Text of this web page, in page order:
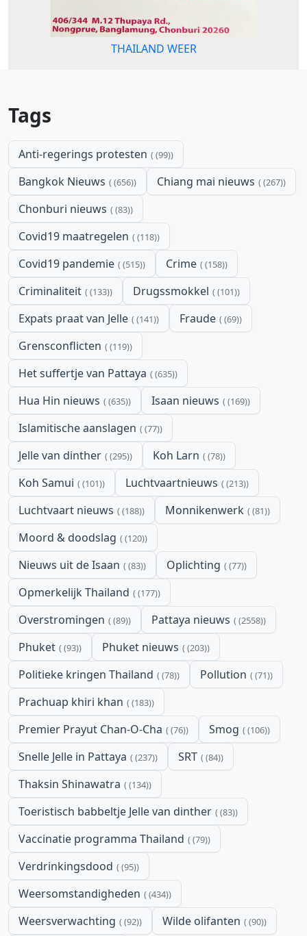
THAILAND WEER
Tags
Anti-regerings protesten (99)
Bangkok Nieuws (656) Chiang mai nieuws (267)
Chonburi nieuws (83)
Covid19 maatregelen (118)
Covid19 pandemie (515) Crime (158)
Criminaliteit (133) Drugssmokkel (101)
Expats praat van Jelle (141) Fraude (69)
Grensconflicten (119)
Het suffertje van Pattaya (635)
Hua Hin nieuws (635) Isaan nieuws (169)
Islamitische aanslagen (77)
Jelle van dinther (295) Koh Larn (78)
Koh Samui (101) Luchtvaartnieuws (213)
Luchtvaart nieuws (188) Monnikenwerk (81)
Moord & doodslag (120)
Nieuws uit de Isaan (83) Oplichting (77)
Opmerkelijk Thailand (177)
Overstromingen (89) Pattaya nieuws (2558)
Phuket (93) Phuket nieuws (203)
Politieke kringen Thailand (78) Pollution (71)
Prachuap khiri khan (183)
Premier Prayut Chan-O-Cha (76) Smog (106)
Snelle Jelle in Pattaya (237) SRT (84)
Thaksin Shinawatra (134)
Toeristisch babbeltje Jelle van dinther (83)
Vaccinatie programma Thailand (79)
Verdrinkingsdood (95)
Weersomstandigheden (434)
Weersverwachting (92) Wilde olifanten (90)